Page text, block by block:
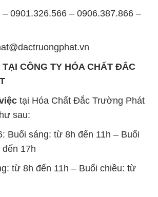
Buổi sáng: từ 8h đến 11h – Buổi
17h
từ 8h đến 11h – Buổi chiều: từ
nhật hàng tuần
trọng thời gian và cam kết tuân
đảm bảo sự hỗ trợ tốt nhất cho